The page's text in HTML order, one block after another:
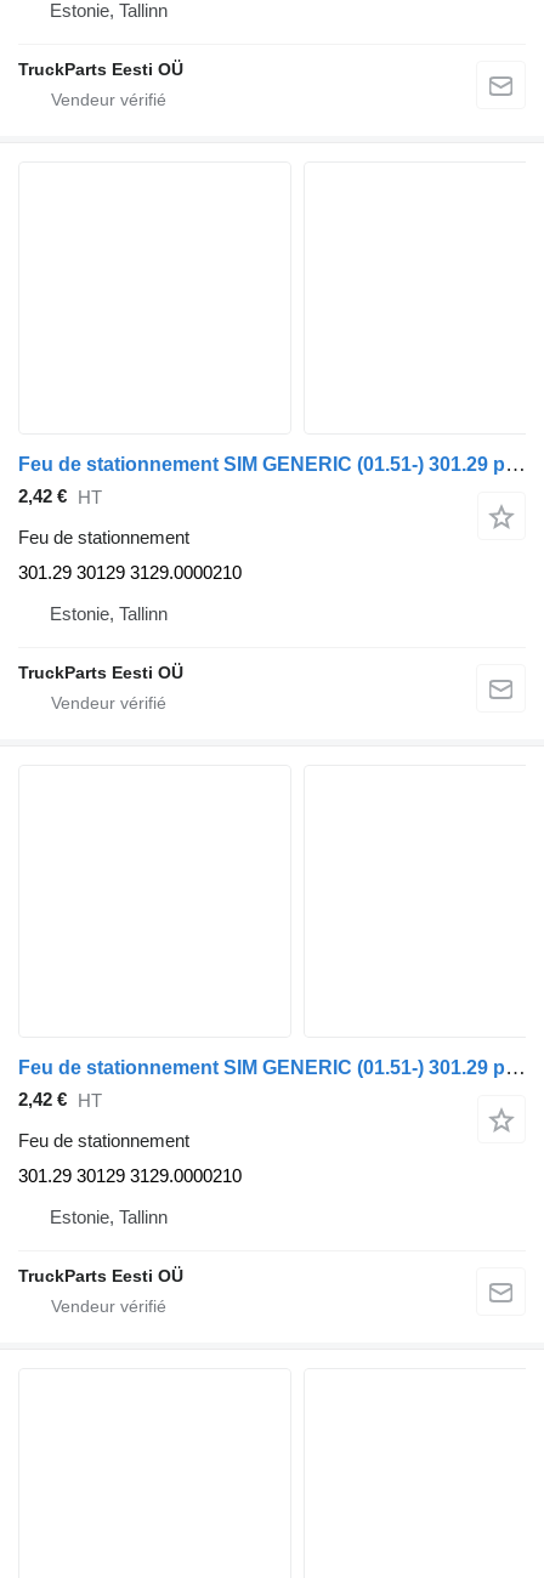
Estonie, Tallinn
TruckParts Eesti OÜ
Feu de stationnement SIM GENERIC (01.51-) 301.29 pour tracteur routier GENERIC (01.51-)
2,42 € HT
Feu de stationnement
301.29 30129 3129.0000210
Estonie, Tallinn
TruckParts Eesti OÜ
Feu de stationnement SIM GENERIC (01.51-) 301.29 pour tracteur routier GENERIC (01.51-)
2,42 €
HT
Feu de stationnement
301.29 30129 3129.0000210
Estonie, Tallinn
TruckParts Eesti OÜ